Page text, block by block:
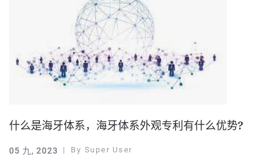
什么是海牙体系，海牙体系外观专利有什么优势?
05 九, 2023 By Super User